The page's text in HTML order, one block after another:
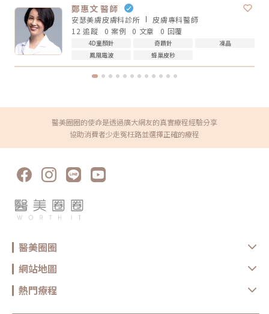
已經有明顯輪廓下垂，也可以和醫師討論音波。但年齡不是唯一標準，皮膚
厚度、脂肪量、鬆弛程度更重要。Q4：電波音波可以取代拉皮手術嗎？不
能完全取代。電波音波適合輕度到中度鬆弛，屬於非侵入式抗老療程。如果
是非常明顯的皮膚鬆垂或組織下滑，仍可能需要評估手術或其他治療方式。
Q5：電波音波多久做一次？每個人的老化程度、儀器種類、能量設定和維
持需求不同，沒有固定答案。一般會由醫師依照膚況、年齡、預算與期待效
果規劃，不建議自己照網路頻率硬套。搞懂電波跟音波的差別，才能選對適
合自己的療程電波跟音波都是常見的非侵入式抗老療程，但它們不是誰取代
誰，也不是誰一定比較好。圈圈提醒，做療程前不要只看網路心得，也不要
先對！★溫馨提醒★小編要提醒大家，醫療並非單純的商業交易，所有的療
程都伴隨著風險。因此，作為消費者應該謹慎選擇合適的醫療方案，以確保
安全與健康。
「瞬間換臉」而是「慢慢變緊、變順、變精緻」做電波前需要注意什麼？無
論選無雙電波或鳳凰電波，療程前都建議注意以下幾點： 近期是否懷孕或
哺乳 是否有心律調節器或植入式電子裝置 施作區域是否有金屬植入物 是否
有嚴重皮膚發炎、傷口或感染 近期是否做過其他醫美療程 是否有蟹足腫或
特殊體質 是否正在服用影響皮膚修復的藥物這些資訊都應在諮詢時主動告
知醫療院所，即便是非侵入式療程，也不是每個人都適合做。做完電波後怎
麼保養？電波療程後，多數人不需要長時間恢復期，但仍建議做好基礎照
護： 加強保濕 避免過度去角質 做好防曬 短期內避免高溫環境，例如三溫
暖、烤箱 避免同時疊加刺激性保養品 依照院所指示安排回診或追蹤如果出
鳳凰電波偏向輪廓拉提與深層緊實。選擇重點應該是你的需求，而不是單看
療程定位不同，並非互相取代關係。若主要需求是膚質與輕度緊緻，無雙電
波可能適合；若主要需求是明顯輪廓拉提，鳳凰電波仍有其定位。Q3：無
雙電波適合年輕人嗎？若已開始出現膚質粗糙、毛孔、細紋或輕微鬆弛，無
雙電波可作為早期保養型選項。不過仍建議由專業醫師評估是否真的需要施
保養方式、能量設定與個人體質不同而有差異。多數電波療程並非永久效
果，通常需要定期保養。Q5：做完電波可以馬上化妝嗎？多數情況下恢復
期不長，但實際仍需依個人膚況與療程反應而定。若出現泛紅、敏感或熱
護。選對療程，比跟風更重要無雙電波與鳳凰電波各有優勢，前者偏向細緻
膚質與自然緊緻，後者則更聚焦在輪廓拉提與深層抗老。與其問「哪一個比
較厲害」，不如先釐清自己最在意的是膚質、鬆弛、輪廓，還是整體老化
時，也建議選擇原廠認證或合法合格的醫療院所，確認設備來源、探頭是否
為原廠正貨，以及操作人員是否具備相關經驗，這些都是影響療程安全與效
合自己的選擇。建議在施作前，先與專業醫療院所充分諮詢，了解自身膚
況、期待效果與可能限制，再做出更安心的決定。真正理想的變美，不是追
求一次到位，而是用正確的方式，讓自己一步一步變得更自然、精緻、又有
自信。鳳凰電波原廠認證診所：https://www.thermageflx.co/無雙電波原
鄭惠文 醫師
安瑟美膚皮膚科診所 皮膚專科醫師
12 追蹤
0 案例 0 文章 0 回覆
4D童顏針 奇蹟針
凍晶
鳳凰電波
蜂巢皮秒
醫美圈圈的使命是透過廣大網友的真實療程經驗分享
協助消費者少走冤枉路並選擇正確的療程
醫美圈圈
網站地圖
熱門療程